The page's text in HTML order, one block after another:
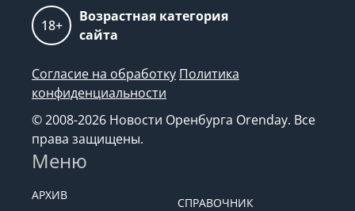
18+
Возрастная категория
сайта
Согласие на обработку Политика
конфиденциальности
© 2008-2026 Новости Оренбурга Orenday. Все
права защищены.
Меню
АРХИВ
СПРАВОЧНИК